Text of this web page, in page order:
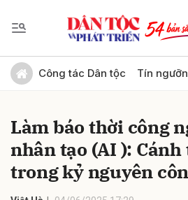
Công tác Dân tộc Tín
Làm báo thời công
nhân tạo (AI ):
trong kỷ nguyên
Gửi bình luận